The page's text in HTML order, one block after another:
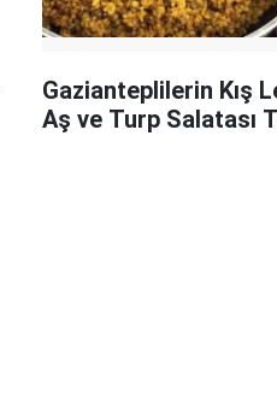
Gazianteplilerin Kış
Aş ve Turp Salatası